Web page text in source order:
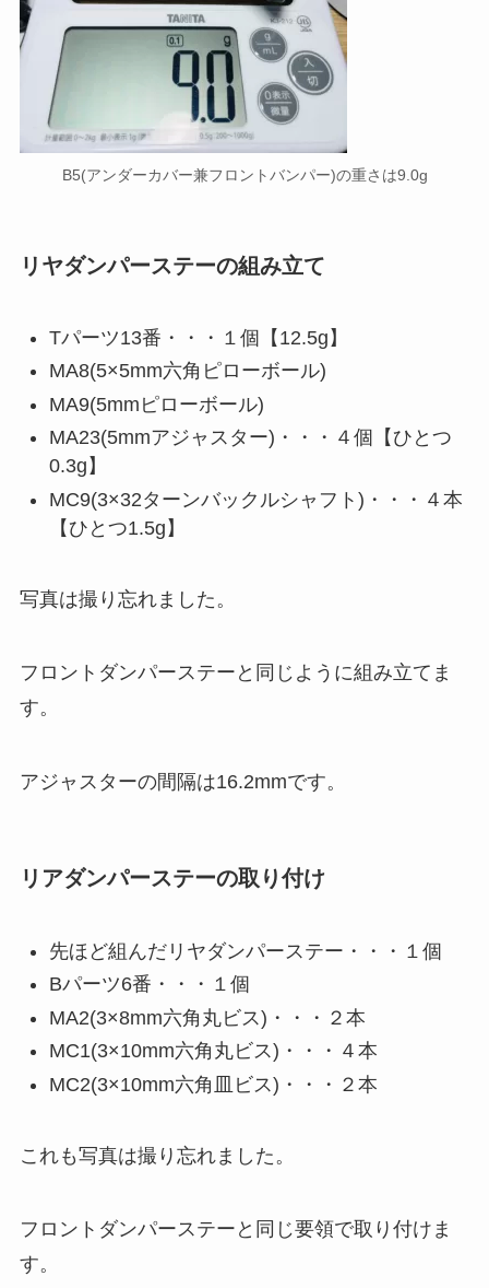
B5(アンダーカバー兼フロントバンパー)の重さは9.0g
リヤダンパーステーの組み立て
Tパーツ13番・・・１個【12.5g】
MA8(5×5mm六角ピローボール)
MA9(5mmピローボール)
MA23(5mmアジャスター)・・・４個【ひとつ
0.3g】
MC9(3×32ターンバックルシャフト)・・・４本
【ひとつ1.5g】
写真は撮り忘れました。
フロントダンパーステーと同じように組み立てま
す。
アジャスターの間隔は16.2mmです。
リアダンパーステーの取り付け
先ほど組んだリヤダンパーステー・・・１個
Bパーツ6番・・・１個
MA2(3×8mm六角丸ビス)・・・２本
MC1(3×10mm六角丸ビス)・・・４本
MC2(3×10mm六角皿ビス)・・・２本
これも写真は撮り忘れました。
フロントダンパーステーと同じ要領で取り付けま
す。